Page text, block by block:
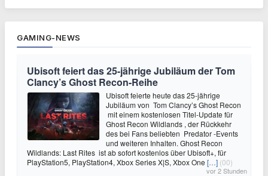
GAMING-NEWS
Ubisoft feiert das 25-jährige Jubiläum der Tom
Clancy’s Ghost Recon-Reihe
Ubisoft feierte heute das 25-jährige
Jubiläum von Tom Clancy’s Ghost Recon
mit einem kostenlosen Titel-Update für
Ghost Recon Wildlands , der Rückkehr
des bei Fans beliebten Predator -Events
und weiteren Inhalten. Ghost Recon
Wildlands: Last Rites ist ab sofort kostenlos über Ubisoft+, für
PlayStation5, PlayStation4, Xbox Series X|S, Xbox One […] (00)
vor 2 Stunden